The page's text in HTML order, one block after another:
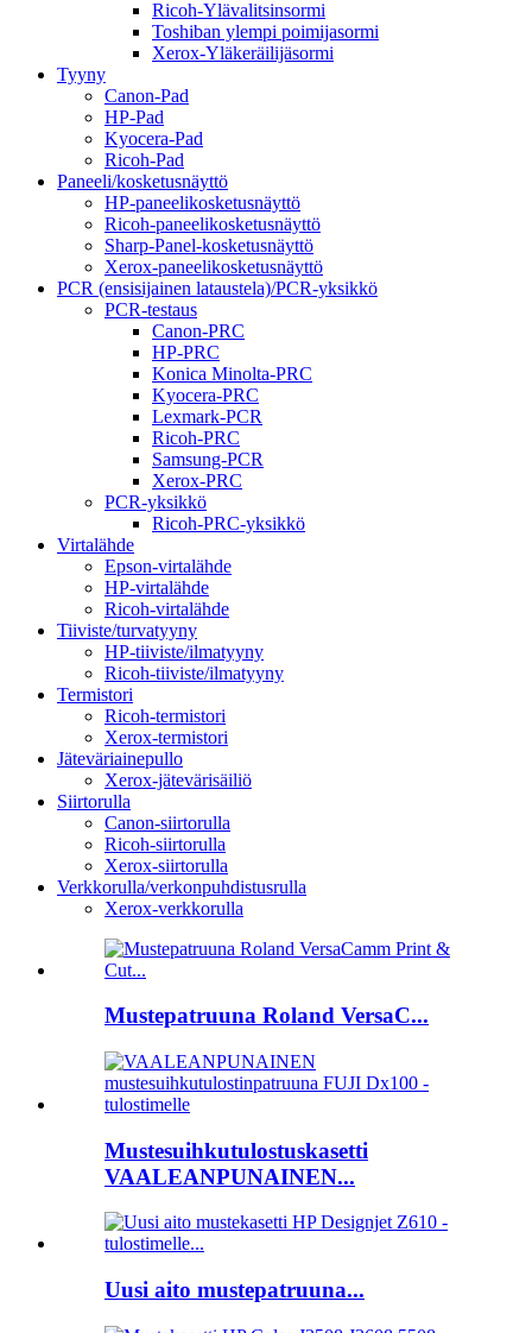
Ricoh-Ylävalitsinsormi
Toshiban ylempi poimijasormi
Xerox-Yläkeräilijäsormi
Tyyny
Canon-Pad
HP-Pad
Kyocera-Pad
Ricoh-Pad
Paneeli/kosketusnäyttö
HP-paneelikosketusnäyttö
Ricoh-paneelikosketusnäyttö
Sharp-Panel-kosketusnäyttö
Xerox-paneelikosketusnäyttö
PCR (ensisijainen lataustela)/PCR-yksikkö
PCR-testaus
Canon-PRC
HP-PRC
Konica Minolta-PRC
Kyocera-PRC
Lexmark-PCR
Ricoh-PRC
Samsung-PCR
Xerox-PRC
PCR-yksikkö
Ricoh-PRC-yksikkö
Virtalähde
Epson-virtalähde
HP-virtalähde
Ricoh-virtalähde
Tiiviste/turvatyyny
HP-tiiviste/ilmatyyny
Ricoh-tiiviste/ilmatyyny
Termistori
Ricoh-termistori
Xerox-termistori
Jäteväriainepullo
Xerox-jätevärisäiliö
Siirtorulla
Canon-siirtorulla
Ricoh-siirtorulla
Xerox-siirtorulla
Verkkorulla/verkonpuhdistusrulla
Xerox-verkkorulla
Mustepatruuna Roland VersaC...
Mustesuihkutulostuskasetti
VAALEANPUNAINEN...
Uusi aito mustepatruuna...